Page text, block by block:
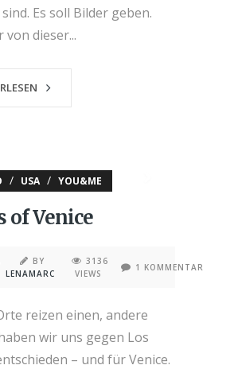
Es soll Bilder geben.
von dieser...
/ USA / YOU&ME
of Venice
BY
LENAMARC
3136
VIEWS
1 KOMMENTAR
reizen einen, andere
wir uns gegen Los
– und für Venice.